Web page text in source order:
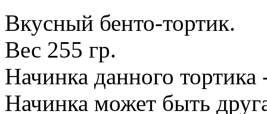
Вкусный бенто-тортик.
Вес 255 гр.
Начинка данного тортика
Начинка может быть